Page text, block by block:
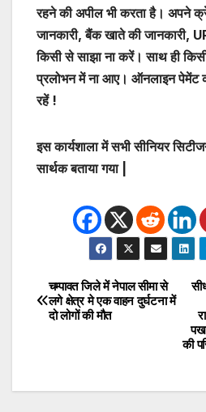
रहने की अपील भी करता है। अपने
जानकारी, बैंक खाते की जानकारी,
किसी से साझा ना करें। साथ ही
प्रलोभन में ना आए। ऑनलाइन पेमेंट
रहें !
इस कार्यशाला में सभी सीनियर
सार्थक बताया गया |
Post
navigation
की
चम्पावत जिले में नेपाल सीमा से
लगे क्षेत्र मे एक वाहन दुर्घटना में
दो लोगों की मौत